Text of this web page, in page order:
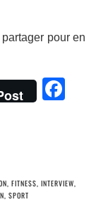
pour en
, FITNESS, INTERVIEW,
, SPORT